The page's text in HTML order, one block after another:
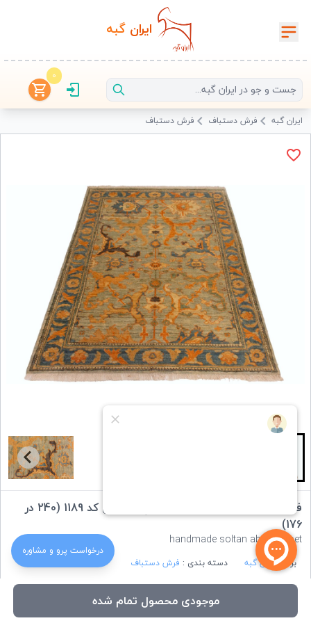
ایران‌گبه
0
ایران گبه فرش دستباف فرش دستباف
فرش دستباف نقشه سلطان آباد چهار متری کد 1189 (240 در
176)
handmade soltan abad carpet
برند :ایران گبه دسته بندی : فرش دستباف
درخواست‌ پرو و مشاوره
موجودی محصول تمام شده